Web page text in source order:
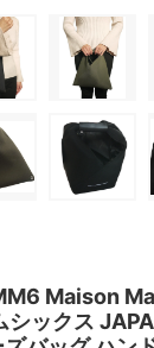
Maison
シックス